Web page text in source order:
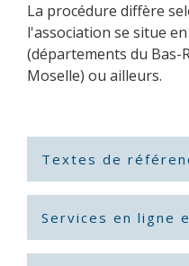
La procédure diffère
l'association se situe
(départements du Bas-
Moselle) ou ailleurs.
Textes de
Services en ligne